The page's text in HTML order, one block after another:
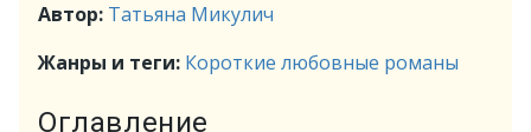
Автор: Татьяна Микулич
Жанры и теги: Короткие любовные романы
Оглавление